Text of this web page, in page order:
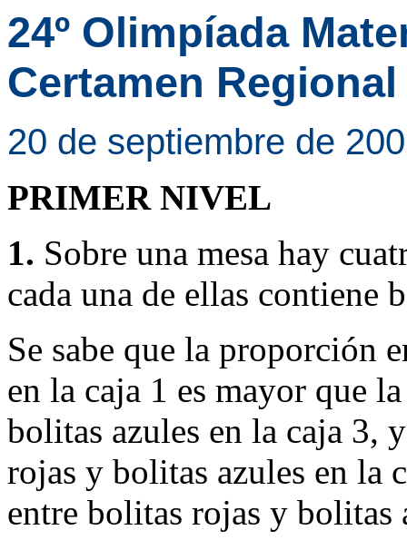
24º Olimpíada
Certamen Regional
20 de septiembre de
PRIMER NIVEL
1. Sobre una mesa hay
cada una de ellas contiene
Se sabe que la proporción
en la caja 1 es mayor que
bolitas azules en la caja 3,
rojas y bolitas azules en la
entre bolitas rojas y bolitas